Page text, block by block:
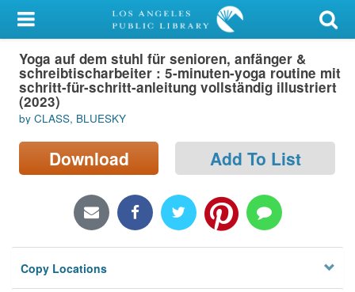
My Account
Library Card
Sign In
Search
Locations/Hours (external
Yoga auf dem stuhl für senioren, anfänger &
schreibtischarbeiter : 5-minuten-yoga routine mit
schritt-für-schritt-anleitung vollständig illustriert
(2023)
by CLASS, BLUESKY
Download Add To List
Copy Locations